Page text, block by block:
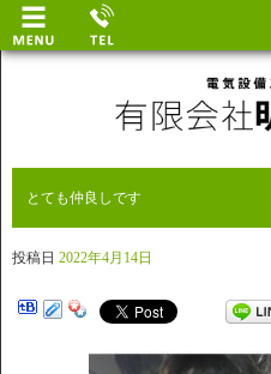
とても仲良しです
投稿日 2022年4月14日